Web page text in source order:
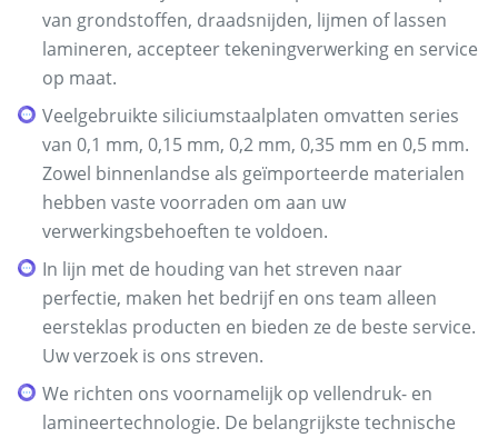
van grondstoffen, draadsnijden, lijmen of lassen
lamineren, accepteer tekeningverwerking en service
op maat.
Veelgebruikte siliciumstaalplaten omvatten series
van 0,1 mm, 0,15 mm, 0,2 mm, 0,35 mm en 0,5 mm.
Zowel binnenlandse als geïmporteerde materialen
hebben vaste voorraden om aan uw
verwerkingsbehoeften te voldoen.
In lijn met de houding van het streven naar
perfectie, maken het bedrijf en ons team alleen
eersteklas producten en bieden ze de beste service.
Uw verzoek is ons streven.
We richten ons voornamelijk op vellendruk- en
lamineertechnologie. De belangrijkste technische